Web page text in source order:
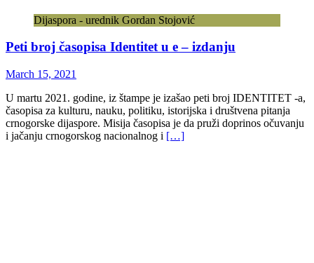
Dijaspora - urednik Gordan Stojović
Peti broj časopisa Identitet u e – izdanju
March 15, 2021
U martu 2021. godine, iz štampe je izašao peti broj IDENTITET -a,
časopisa za kulturu, nauku, politiku, istorijska i društvena pitanja
crnogorske dijaspore. Misija časopisa je da pruži doprinos očuvanju
i jačanju crnogorskog nacionalnog i […]